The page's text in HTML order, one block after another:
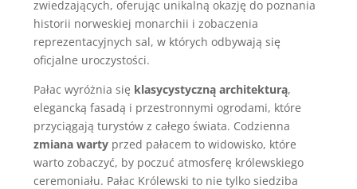
zwiedzających, oferując unikalną okazję do poznania
historii norweskiej monarchii i zobaczenia
reprezentacyjnych sal, w których odbywają się
oficjalne uroczystości.
Pałac wyróżnia się klasycystyczną architekturą,
elegancką fasadą i przestronnymi ogrodami, które
przyciągają turystów z całego świata. Codzienna
zmiana warty przed pałacem to widowisko, które
warto zobaczyć, by poczuć atmosferę królewskiego
ceremoniału. Pałac Królewski to nie tylko siedziba